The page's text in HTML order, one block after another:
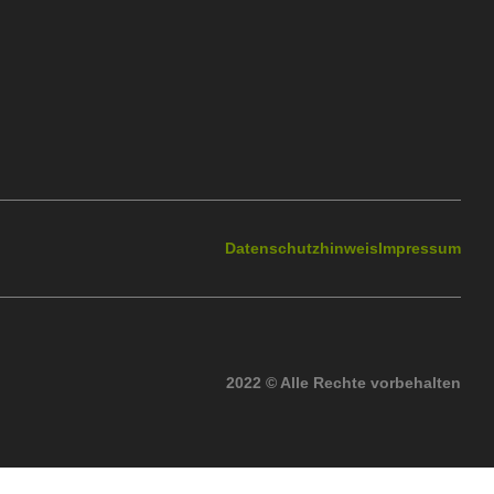
DatenschutzhinweisImpressum
2022 © Alle Rechte vorbehalten